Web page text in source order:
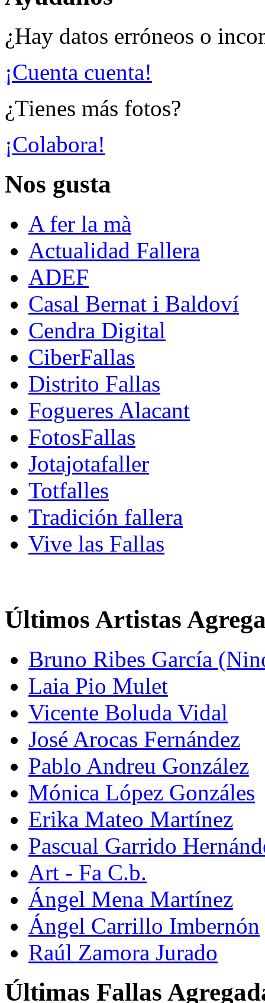
¿Hay datos erróneos o
¡Cuenta cuenta!
¿Tienes más fotos?
¡Colabora!
Nos gusta
A fer la mà
Actualidad Fallera
ADEF
Casal Bernat i Baldoví
Cendra Digital
CiberFallas
Distrito Fallas
Fogueres Alacant
FotosFallas
Jotajotafaller
Totfalles
Tradición fallera
Vive las Fallas
Últimos Artistas
Bruno Ribes García
Laia Pio Mulet
Vicente Boluda Vidal
José Arocas Fernández
Pablo Andreu González
Mónica López Gonzáles
Erika Mateo Martínez
Pascual Garrido
Art - Fa C.b.
Ángel Mena Martínez
Ángel Carrillo Imbernón
Raúl Zamora Jurado
Últimas Fallas